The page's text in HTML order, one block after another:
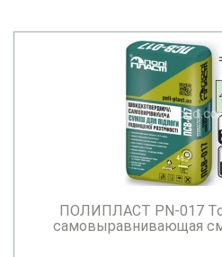
ПОЛИПЛАСТ PN-017
самовыравнивающая